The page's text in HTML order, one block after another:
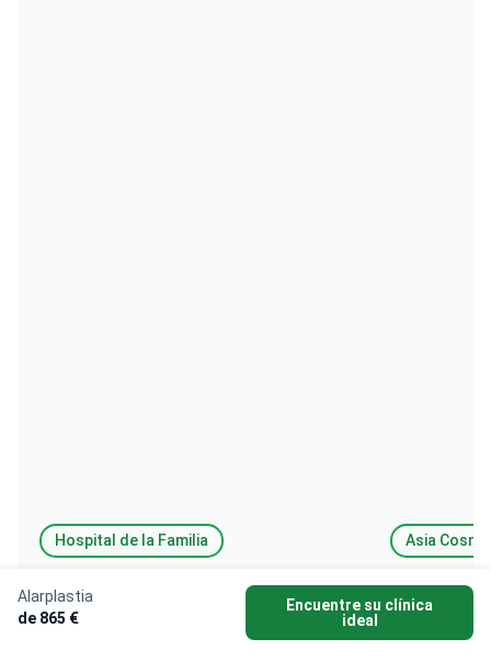
Alarplastia
de 865 €
Encuentre su clínica
ideal
Hospital de la Familia Asia